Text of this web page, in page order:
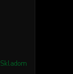
Skladom